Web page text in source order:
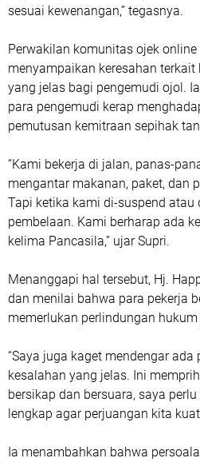
sesuai kewenangan,” tegasnya.
Perwakilan komunitas ojek online
menyampaikan keresahan
yang jelas bagi pengemudi ojol.
para pengemudi kerap
pemutusan kemitraan sepihak
“Kami bekerja di jalan, panas-
mengantar makanan, paket, dan
Tapi ketika kami di-suspend
pembelaan. Kami berharap ada
kelima Pancasila,” ujar Supri.
Menanggapi hal tersebut, Hj.
dan menilai bahwa para pekerja
memerlukan perlindungan
“Saya juga kaget mendengar
kesalahan yang jelas. Ini
bersikap dan bersuara, saya
lengkap agar perjuangan kita
Ia menambahkan bahwa